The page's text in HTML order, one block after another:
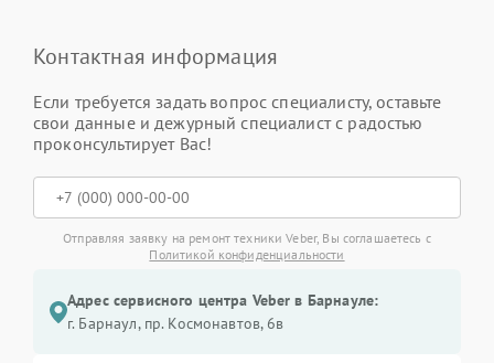
Контактная информация
Если требуется задать вопрос специалисту, оставьте
свои данные и дежурный специалист с радостью
проконсультирует Вас!
Отправляя заявку на ремонт техники Veber, Вы соглашаетесь с
Политикой конфиденциальности
Адрес сервисного центра Veber в Барнауле:
г. Барнаул, ​пр. Космонавтов, 6в